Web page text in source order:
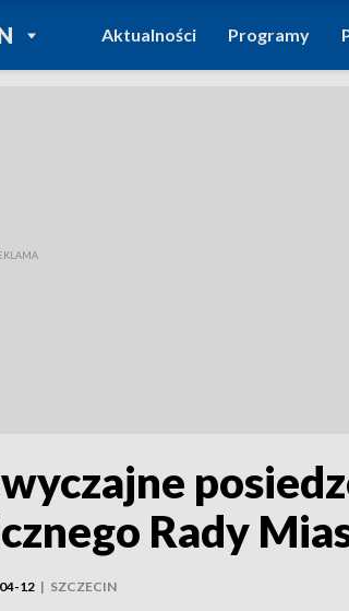
DO
Aktualności Programy
Rady
12 | SZCZECIN